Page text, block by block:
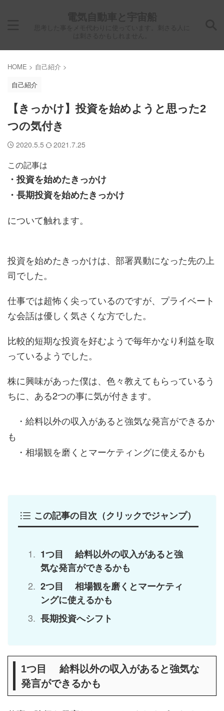
HOME > 自己紹介 >
自己紹介
【きっかけ】投資を始めようと思った2
つの気付き
2020.5.5 2021.7.25
この記事は
・投資を始めたきっかけ
・長期投資を始めたきっかけ
について触れます。
投資を始めたきっかけは、部署異動になった先の上
司でした。
仕事では超怖く尖っているのですが、プライベート
な会話は優しく気さくな方でした。
比較的短期な投資を好むようで毎年かなり利益を取
っているようでした。
株に興味があった僕は、色々教えてもらっているう
ちに、ある2つの事に気が付きます。
・給料以外の収入があると強気な発言ができるか
も
・相場観を磨くとマーケティングに使えるかも
この記事の目次（クリックでジャンプ）
1つ目 給料以外の収入があると強
気な発言ができるかも
2つ目 相場観を磨くとマーケティ
ングに使えるかも
長期投資へシフト
1つ目 給料以外の収入があると強気な
発言ができるかも